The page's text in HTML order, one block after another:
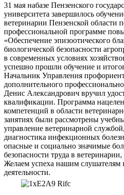
31 мая набазе Пензенского
университета завершилось
ветеринарии Пензенской области
профессиональной программе
«Обеспечение эпизоотического
биологической безопасности
в современных условиях
успешно прошли обучение и
Начальник Управления
дополнительного
Денис Александрович вручил
квалификации. Программа
компетенций в области
занятиях были рассмотрены
управление ветеринарной
диагностика инфекционных
опасные и социально значимые
безопасности труда в
Желаем успеха нашим слушателям
деятельности.